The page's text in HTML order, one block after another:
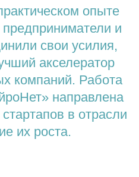
опыте
и
свои усилия,
акселератор
компаний. Работа
направлена
в отрасли
их роста.